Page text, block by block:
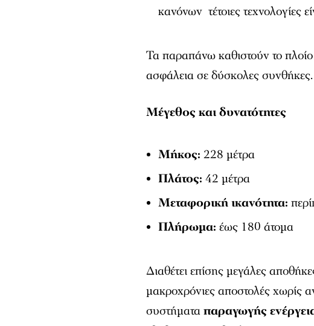
κανόνων τέτοιες τεχνολογίες
Τα παραπάνω καθιστούν το
ασφάλεια σε δύσκολες συνθήκες.
Μέγεθος και δυνατότητες
Μήκος: 228 μέτρα
Πλάτος: 42 μέτρα
Μεταφορική ικανότητα:
Πλήρωμα: έως 180 άτομα
Διαθέτει επίσης μεγάλες
μακροχρόνιες αποστολές χωρίς
συστήματαπαραγωγής